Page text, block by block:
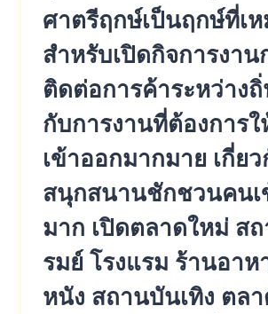
ศาตรีฤกษ์เป็นฤกษ์ที่เห
สำหรับเปิดกิจการงาน
ติดต่อการค้าระหว่างถิ่
กับการงานที่ต้องการ
เข้าออกมากมาย เกี่ย
สนุกสนานชักชวนคนเ
มาก เปิดตลาดใหม่ สถ
รมย์ โรงแรม ร้านอาห
หนัง สถานบันเทิง ตล